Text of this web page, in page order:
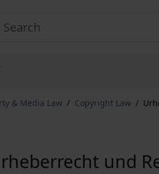
& Media Law / Copyright Law /
und